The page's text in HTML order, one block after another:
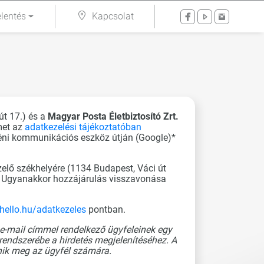
Kapcsolat
17.) és a Magyar Posta Életbiztosító Zrt.
az adatkezelési tájékoztatóban
kommunikációs eszköz útján (Google)*
székhelyére (1134 Budapest, Váci út
hozzájárulás visszavonása
adatkezeles pontban.
mail címmel rendelkező ügyfeleinek egy
a hirdetés megjelenítéséhez. A
meg az ügyfél számára.